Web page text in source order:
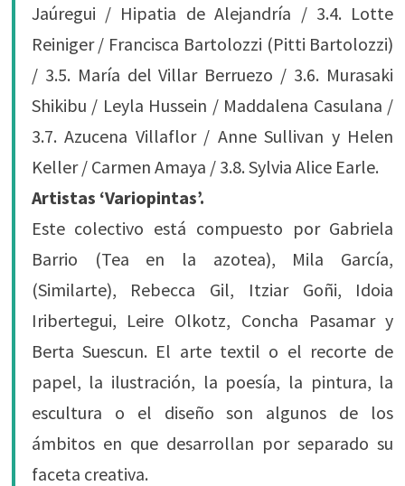
Jaúregui / Hipatia de Alejandría / 3.4. Lotte
Reiniger / Francisca Bartolozzi (Pitti Bartolozzi)
/ 3.5. María del Villar Berruezo / 3.6. Murasaki
Shikibu / Leyla Hussein / Maddalena Casulana /
3.7. Azucena Villaflor / Anne Sullivan y Helen
Keller / Carmen Amaya / 3.8. Sylvia Alice Earle.
Artistas ‘Variopintas’.
Este colectivo está compuesto por Gabriela
Barrio (Tea en la azotea), Mila García,
(Similarte), Rebecca Gil, Itziar Goñi, Idoia
Iribertegui, Leire Olkotz, Concha Pasamar y
Berta Suescun. El arte textil o el recorte de
papel, la ilustración, la poesía, la pintura, la
escultura o el diseño son algunos de los
ámbitos en que desarrollan por separado su
faceta creativa.